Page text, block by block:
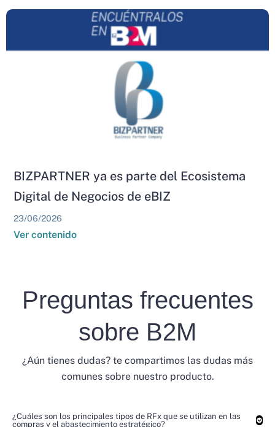
BIZPARTNER ya es parte del Ecosistema
Digital de Negocios de eBIZ
23/06/2026
Ver contenido
Preguntas frecuentes
sobre B2M
¿Aún tienes dudas? te compartimos las dudas más
comunes sobre nuestro producto.
¿Cuáles son los principales tipos de RFx que se utilizan en las
compras y el abastecimiento estratégico?